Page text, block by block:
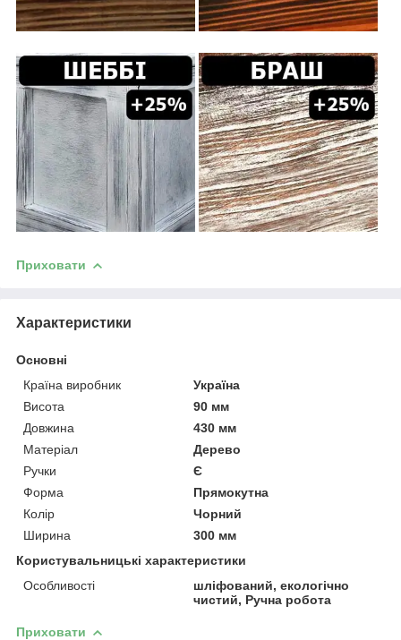
Приховати
Характеристики
Основні
Країна виробник
Україна
Висота
90 мм
Довжина
430 мм
Матеріал
Дерево
Ручки
Є
Форма
Прямокутна
Колір
Чорний
Ширина
300 мм
Користувальницькі характеристики
Особливості
шліфований, екологічно
чистий, Ручна робота
Приховати